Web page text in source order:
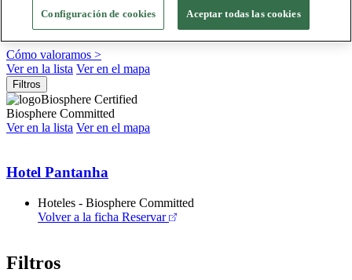
+20 años promoviendo la cultura de la sostenibilidad, bajo los
principios y objetivos de Naciones Unidas
Cómo valoramos >
Ver en la lista Ver en el mapa
Filtros
Biosphere Certified
Biosphere Committed
Ver en la lista Ver en el mapa
Hotel Pantanha
Hoteles - Biosphere Committed
Volver a la ficha Reservar
Filtros
Configuración de cookies Aceptar todas las cookies